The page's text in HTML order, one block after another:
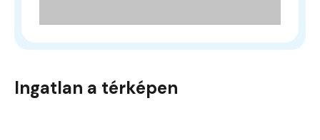
Ingatlan a térképen